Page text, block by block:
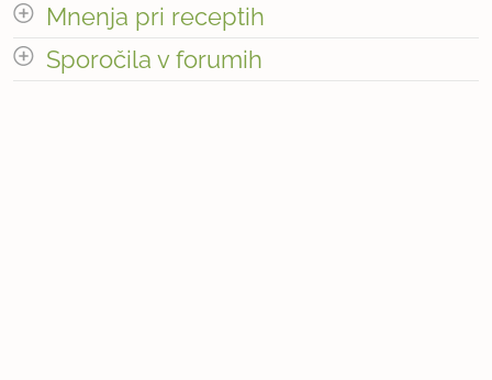
Število receptov: 4
Mnenja pri receptih
odpri vse
Sporočila v forumih